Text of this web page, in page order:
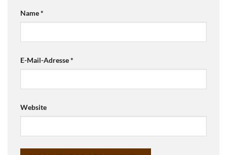
Name*
E-Mail-Adresse*
Website